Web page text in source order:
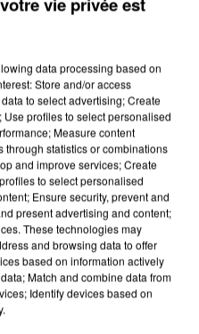
LANCE UN ÉLAN
data processing based on
Store and/or access
to select advertising; Create
profiles to select personalised
Measure content
statistics or combinations
and improve services; Create
to select personalised
Ensure security, prevent and
present advertising and content;
These technologies may
and browsing data to offer
based on information actively
Match and combine data from
Identify devices based on